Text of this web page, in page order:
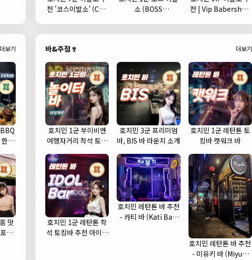
천 '코스이발소' (COS
소 (BOSS
천 | Vip Babershop
더보기
우
맛
차
바&주점🍷 더보기
호치민 1군 부이비엔
여행자거리 착석 토킹
LOUNGE)
호치민 3군 프리미엄
바, BIS 바 라운지 소개
호치민 1군 레탄톤 토
킹바 캣워크 바
호치민 1군 레탄톤 착
석 토킹바 추천 아이돌
호치민 레탄톤 바 추천
- 카티 바 (Kati Bar)
호치민 레탄톤 바 추천
- 미유키 바 (Miyuki